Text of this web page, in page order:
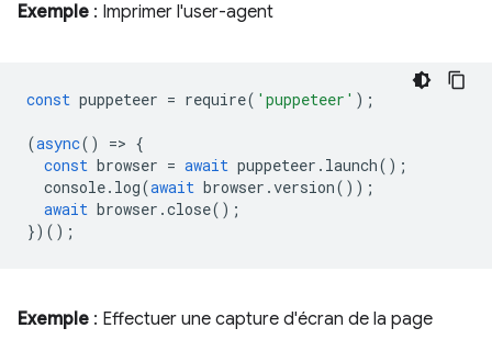
Exemple : Imprimer l'user-agent
const puppeteer = require( 'puppeteer' );
(async() => {
const browser = await puppeteer . launch();
console. log(await browser .version());
await browser .close();
})();
Exemple : Effectuer une capture d'écran de la page